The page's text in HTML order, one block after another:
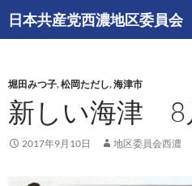
ン
ツ
へ
ス
キ
日本共産党西濃地区委員会
索
堀田みつ子,松岡ただし,海津市
新しい海津 8
2017年9月10日 地区委員会西濃